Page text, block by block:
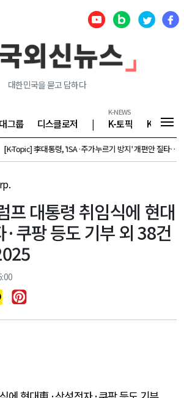
대한민국을 묻고 답하다
그룹 디스클로저 |
K-NEWS
K-토픽 K-기업
Topic] 李대통령, 'ISA·주가누르기 방지' 개편안 질타…"전면
프 대통령 취임식에 현대
쿠팡 등도 기부 외 38건